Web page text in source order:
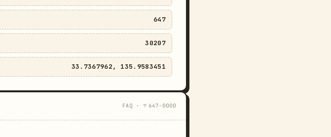
647
30207
33.7367962, 135.9583451
FAQ · 〒647-0000